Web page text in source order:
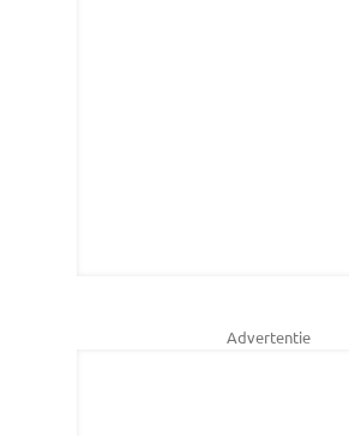
Advertentie